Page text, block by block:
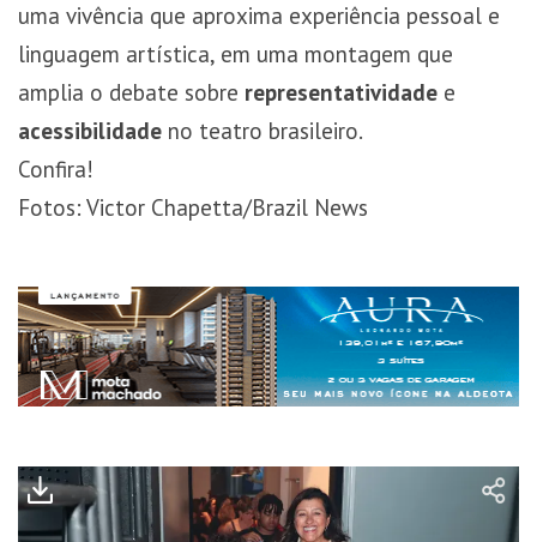
uma vivência que aproxima experiência pessoal e
linguagem artística, em uma montagem que
amplia o debate sobre representatividade e
acessibilidade no teatro brasileiro.
Confira!
Fotos: Victor Chapetta/Brazil News